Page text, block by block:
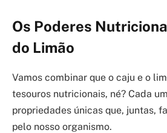
Os Poderes
do Limão
Vamos combinar que o caju e o
tesouros nutricionais, né? Cada
propriedades únicas que, juntas,
pelo nosso organismo.